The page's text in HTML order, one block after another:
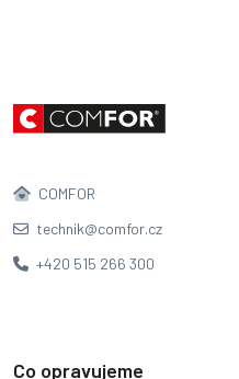
COMFOR
technik@comfor.cz
+420 515 266 300
Co opravujeme